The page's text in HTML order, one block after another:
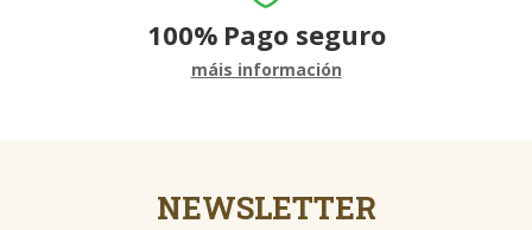
100% Pago seguro
máis información
NEWSLETTER